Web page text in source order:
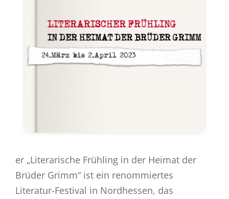
er „Literarische Frühling in der Heimat der
Brüder Grimm“ ist ein renommiertes
Literatur-Festival in Nordhessen, das